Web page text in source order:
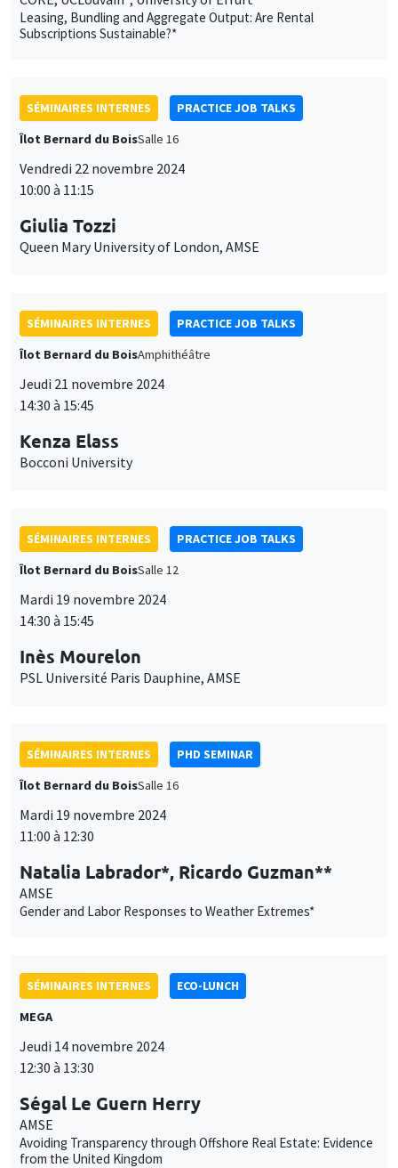
Leasing, Bundling and Aggregate Output: Are Rental
Subscriptions Sustainable?*
SÉMINAIRES INTERNES
PRACTICE JOB TALKS
Îlot Bernard du BoisSalle 16
Vendredi 22 novembre 2024
10:00 à 11:15
Giulia Tozzi
Queen Mary University of London, AMSE
SÉMINAIRES INTERNES
PRACTICE JOB TALKS
Îlot Bernard du BoisAmphithéâtre
Jeudi 21 novembre 2024
14:30 à 15:45
Kenza Elass
Bocconi University
SÉMINAIRES INTERNES
PRACTICE JOB TALKS
Îlot Bernard du BoisSalle 12
Mardi 19 novembre 2024
14:30 à 15:45
Inès Mourelon
PSL Université Paris Dauphine, AMSE
SÉMINAIRES INTERNES
PHD SEMINAR
Îlot Bernard du BoisSalle 16
Mardi 19 novembre 2024
11:00 à 12:30
Natalia Labrador*, Ricardo Guzman**
AMSE
Gender and Labor Responses to Weather Extremes*
SÉMINAIRES INTERNES
ECO-LUNCH
MEGA
Jeudi 14 novembre 2024
12:30 à 13:30
Ségal Le Guern Herry
AMSE
Avoiding Transparency through Offshore Real Estate: Evidence
from the United Kingdom
données
personnelles
et
des
cookies
Ce site utilise des cookies et des services tiers pour garantir son bon
fonctionnement, analyser la fréquentation du site et proposer des
modifié à tout moment depuis le lien « Gestion des cookies »
accessible en bas de page. Pour en savoir plus, consultez notre
politique de confidentialité
Personnaliser